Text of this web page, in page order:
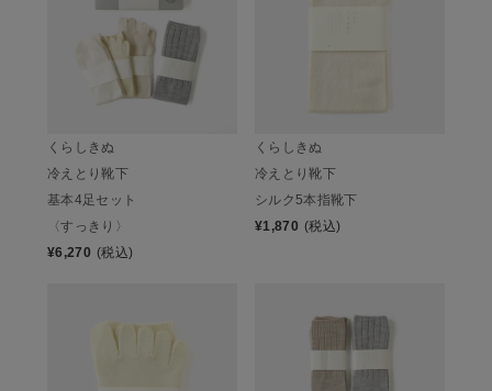
くらしきぬ
冷えとり靴下
基本4足セット
〈すっきり〉
¥6,270 (税込)
くらしきぬ
冷えとり靴下
シルク5本指靴下
¥1,870 (税込)